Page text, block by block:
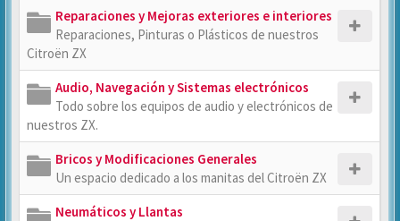
Reparaciones y Mejoras exteriores e interiores
Reparaciones, Pinturas o Plásticos de nuestros
Citroën ZX
Audio, Navegación y Sistemas electrónicos
Todo sobre los equipos de audio y electrónicos de
nuestros ZX.
Bricos y Modificaciones Generales
Un espacio dedicado a los manitas del Citroën ZX
Neumáticos y Llantas